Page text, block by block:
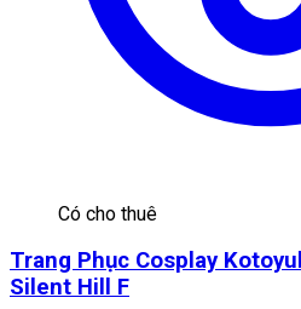
Có cho thuê
Trang Phục Cosplay
Silent Hill F